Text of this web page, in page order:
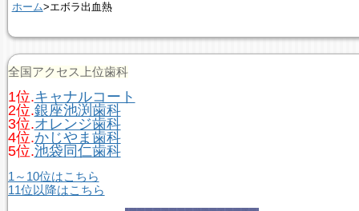
ホーム>エボラ出血熱
全国アクセス上位歯科
1位.キャナルコート
2位.銀座池渕歯科
3位.オレンジ歯科
4位.かじやま歯科
5位.池袋同仁歯科
1～10位はこちら
11位以降はこちら